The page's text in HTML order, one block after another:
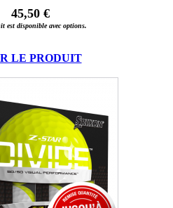
45,50 €
est disponible avec options.
LE PRODUIT